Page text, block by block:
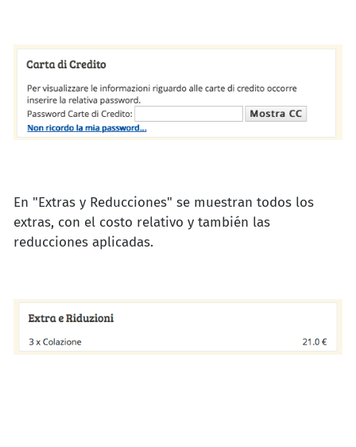
En "Extras y Reducciones" se muestran todos los
extras, con el costo relativo y también las
reducciones aplicadas.